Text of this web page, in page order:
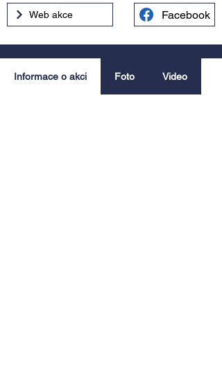
Web akce Facebook
Informace o akci Foto Video